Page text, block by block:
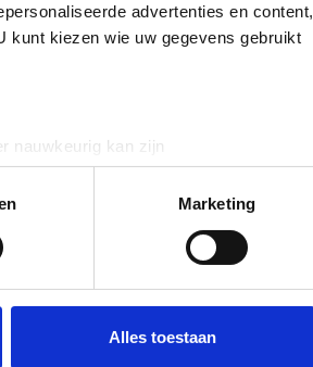
advertenties en content,
kunt kiezen wie uw gegevens gebruikt
nauwkeurig kan zijn
(fingerprinting)
in het
detailgedeeltein. U kunt uw
site met onze partners voor social
andere informatie die u aan ze heeft
Marketing
Alles toestaan
5,63 ( € 6,81 incl.btw)